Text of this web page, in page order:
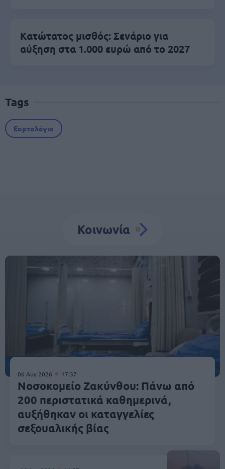
Κατώτατος μισθός: Σενάριο για
αύξηση στα 1.000 ευρώ από το 2027
Tags
Εορτολόγιο
Κοινωνία
06 Αυγ 2026 17:37
Νοσοκομείο Ζακύνθου: Πάνω από
200 περιστατικά καθημερινά,
αυξήθηκαν οι καταγγελίες
σεξουαλικής βίας